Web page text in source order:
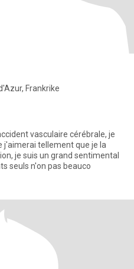
Frankrike
vasculaire cérébrale, je
j'aimerai tellement que je la
je suis un grand sentimental
seuls n'on pas beauco